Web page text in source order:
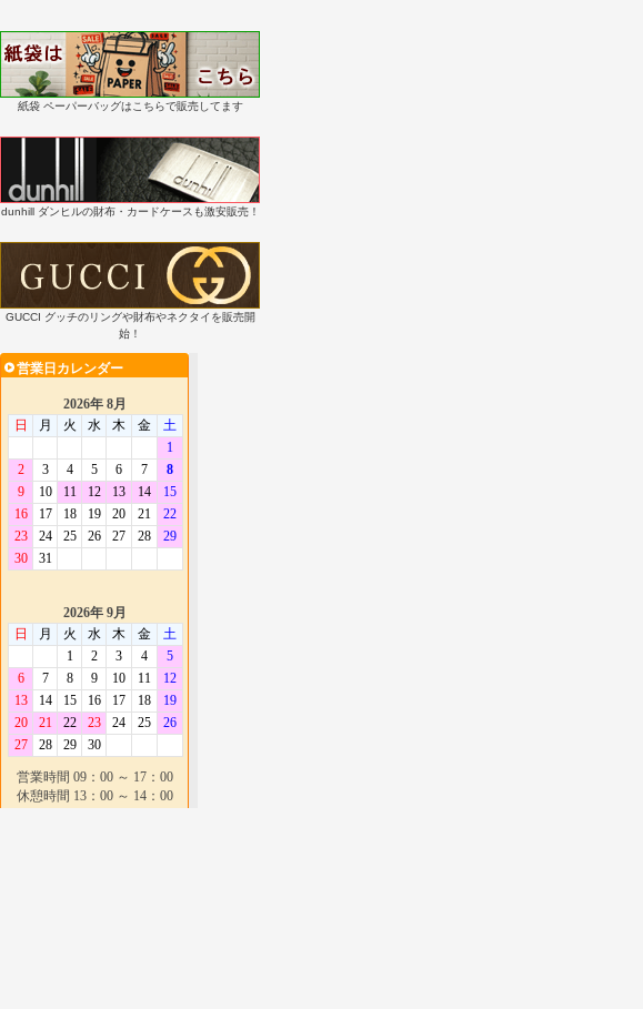
紙袋 ペーパーバッグはこちらで販売してます
dunhill ダンヒルの財布・カードケースも激安販売！
GUCCI グッチのリングや財布やネクタイを販売開
始！